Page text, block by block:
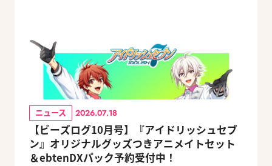
ニュース 2026.07.18
【ビーズログ10月号】『アイドリッシュセブ
ン』オリジナルグッズつきアニメイトセット
＆ebtenDXパック予約受付中！